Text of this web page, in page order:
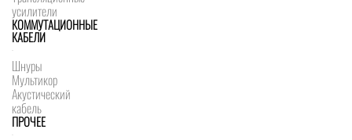
усилители
КОММУТАЦИОННЫЕ
КАБЕЛИ
Шнуры
Мультикор
Акустический
кабель
ПРОЧЕЕ